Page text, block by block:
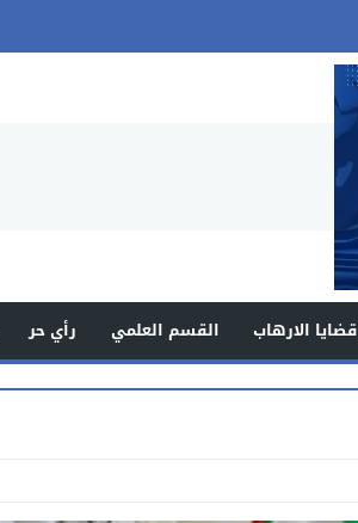
قضايا الارهاب القسم العلمي رأي حر